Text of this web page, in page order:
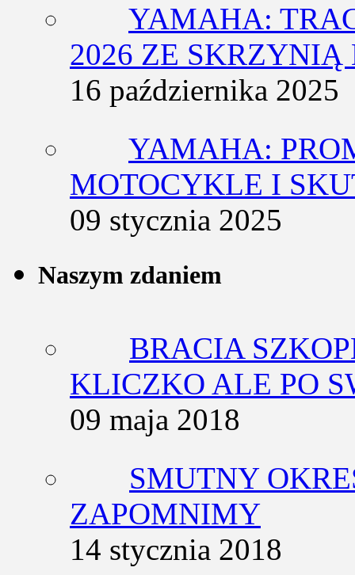
YAMAHA:
2026 ZE
16 października 2025
YAMAHA:
MOTOCYKLE I
09 stycznia 2025
Naszym zdaniem
BRACIA
KLICZKO ALE PO
09 maja 2018
SMUTNY
ZAPOMNIMY
14 stycznia 2018